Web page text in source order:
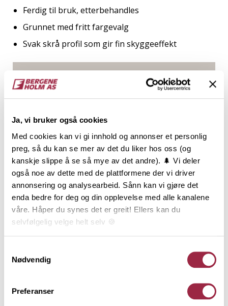
Ja, vi bruker også cookies
Med cookies kan vi gi innhold og annonser et personlig
preg, så du kan se mer av det du liker hos oss (og
kanskje slippe å se så mye av det andre). 🌲 Vi deler
også noe av dette med de plattformene der vi driver
annonsering og analysearbeid. Sånn kan vi gjøre det
enda bedre for deg og din opplevelse med alle kanalene
våre. Håper du synes det er greit! Ellers kan du
selvfølgelig velge helt selv 🍪
Nødvendig
Preferanser
Ferdig til bruk, etterbehandles
Grunnet med fritt fargevalg
Svak skrå profil som gir fin skyggeeffekt
NOBB VARETYPE
56241432
Produktinformasjon
Dobbelfals Gammel, ofte også kalt Dobbelfals 28
er en stilfull og teknisk god profil som passer til
mange typer hus, og den er en av de mest solgte
monteres både stående og liggende, men er mest